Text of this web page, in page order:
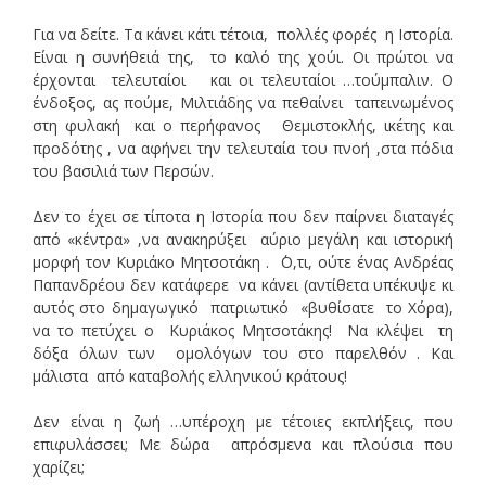
Για να δείτε. Τα κάνει κάτι τέτοια, πολλές φορές η Ιστορία.
Είναι η συνήθειά της, το καλό της χούι. Οι πρώτοι να
έρχονται τελευταίοι και οι τελευταίοι …τούμπαλιν. Ο
ένδοξος, ας πούμε, Μιλτιάδης να πεθαίνει ταπεινωμένος
στη φυλακή και ο περήφανος Θεμιστοκλής, ικέτης και
προδότης , να αφήνει την τελευταία του πνοή ,στα πόδια
του βασιλιά των Περσών.
Δεν το έχει σε τίποτα η Ιστορία που δεν παίρνει διαταγές
από «κέντρα» ,να ανακηρύξει αύριο μεγάλη και ιστορική
μορφή τον Κυριάκο Μητσοτάκη . ΄Ο,τι, ούτε ένας Ανδρέας
Παπανδρέου δεν κατάφερε να κάνει (αντίθετα υπέκυψε κι
αυτός στο δημαγωγικό πατριωτικό «βυθίσατε το Χόρα),
να το πετύχει ο Κυριάκος Μητσοτάκης! Να κλέψει τη
δόξα όλων των ομολόγων του στο παρελθόν . Και
μάλιστα από καταβολής ελληνικού κράτους!
Δεν είναι η ζωή …υπέροχη με τέτοιες εκπλήξεις, που
επιφυλάσσει; Με δώρα απρόσμενα και πλούσια που
χαρίζει;